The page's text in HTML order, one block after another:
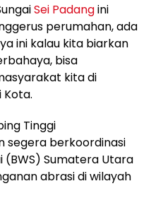
Sei Padangini
perumahan, ada
ini kalau kita biarkan
bisa
kita di
Kota.
Tinggi
segera berkoordinasi
(BWS) Sumatera Utara
abrasi di wilayah